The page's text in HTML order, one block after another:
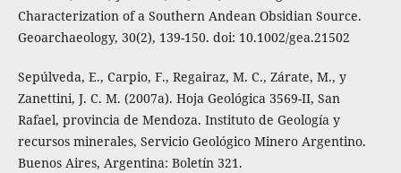
Characterization of a Southern Andean Obsidian Source.
Geoarchaeology, 30(2), 139-150. doi: 10.1002/gea.21502
Sepúlveda, E., Carpio, F., Regairaz, M. C., Zárate, M., y
Zanettini, J. C. M. (2007a). Hoja Geológica 3569-II, San
Rafael, provincia de Mendoza. Instituto de Geología y
recursos minerales, Servicio Geológico Minero Argentino.
Buenos Aires, Argentina: Boletín 321.